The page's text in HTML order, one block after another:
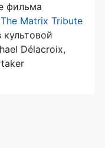
фильма
The Matrix Tribute
Délacroix,